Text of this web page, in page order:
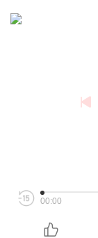
00:00